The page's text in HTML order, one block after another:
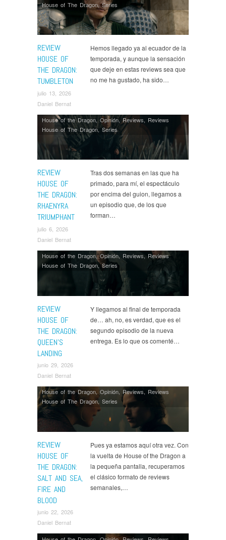
REVIEW
HOUSE OF
THE DRAGON:
TUMBLETON
julio 13, 2026
Daniel Bernat
House of The Dragon,Series
Hemos llegado ya al ecuador de la
temporada, y aunque la sensación
que deje en estas reviews sea que
no me ha gustado, ha sido…
REVIEW
HOUSE OF
THE DRAGON:
RHAENYRA
TRIUMPHANT
julio 6, 2026
Daniel Bernat
House of the Dragon, Opinión,Reviews, Reviews
House of The Dragon,Series
Tras dos semanas en las que ha
primado, para mí, el espectáculo
por encima del guion, llegamos a
un episodio que, de los que
forman…
REVIEW
HOUSE OF
THE DRAGON:
QUEEN’S
LANDING
junio 29, 2026
Daniel Bernat
House of the Dragon,Opinión, Reviews, Reviews
House of The Dragon,Series
Y llegamos al final de temporada
de… ah, no, es verdad, que es el
segundo episodio de la nueva
entrega. Es lo que os comenté…
REVIEW
HOUSE OF
THE DRAGON:
SALT AND SEA,
FIRE AND
BLOOD
junio 22, 2026
Daniel Bernat
House of the Dragon, Opinión, Reviews, Reviews
House of The Dragon, Series
Pues ya estamos aquí otra vez. Con
la vuelta de House of the Dragon a
la pequeña pantalla, recuperamos
el clásico formato de reviews
semanales,…